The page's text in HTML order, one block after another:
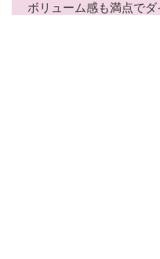
ボリューム感も満点で